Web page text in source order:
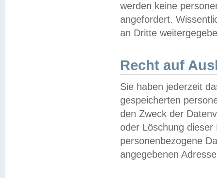
werden keine
angefordert.
an Dritte
Recht auf
Sie haben jederzeit
gespeicherten
den Zweck der
oder Löschung
personenbezogene
angegebenen